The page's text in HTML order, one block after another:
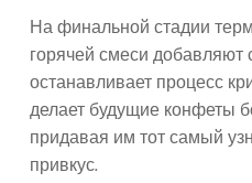
На финальной стадии
горячей смеси
останавливает процесс
делает будущие конфеты
придавая им тот самый
привкус.